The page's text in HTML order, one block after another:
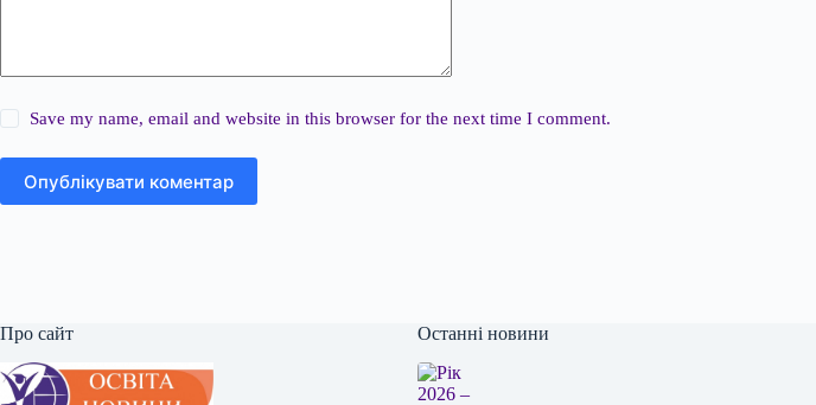
Save my name, email and website in this browser for the next time I comment.
Опублікувати коментар
Про сайт Останні новини